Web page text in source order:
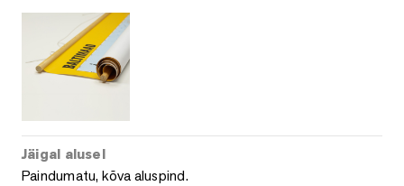
Jäigal alusel
Paindumatu, kõva aluspind.